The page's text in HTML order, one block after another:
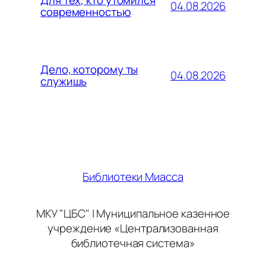
современностью 04.08.2026
Дело, которому ты
служишь 04.08.2026
Библиотеки Миасса
МКУ "ЦБС" | Муниципальное казенное
учреждение «Централизованная
библиотечная система»